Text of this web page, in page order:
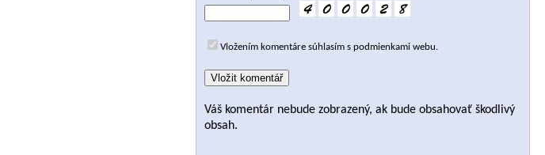
Vložením komentáre súhlasím s podmienkami webu.
Váš komentár nebude zobrazený, ak bude obsahovať škodlivý
obsah.